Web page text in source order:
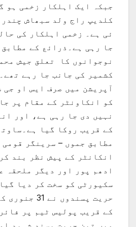
جبکہ ایک اہلکار زخمی ہو
ئی ہے۔ زخمی اہلکار کی
جا رہی ہے۔ذرائع کے
نوجوانوں کا تعلق جیش
کشمیر کی جانب جا رہے
آپریشن میں صرف ایس او جی
کو انکاونٹر کے مقام پر
نہیں دی جا رہی ہے، اور
کے قریب روکا گیا
مطابق جموں – سرینگر
انکانٹر کے پیش نظر بند
ادھم پور اور دیگر ملحقہ
سکیورٹی کو سخت کر دیا
حریت پسندوں
کے قریب پولیس ٹیم پر